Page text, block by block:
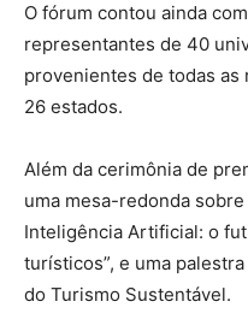
O fórum contou ainda
representantes de 40
provenientes de todas
26 estados.
Além da cerimônia de
uma mesa-redonda
Inteligência Artificial: o
turísticos”, e uma
do Turismo Sustentável.